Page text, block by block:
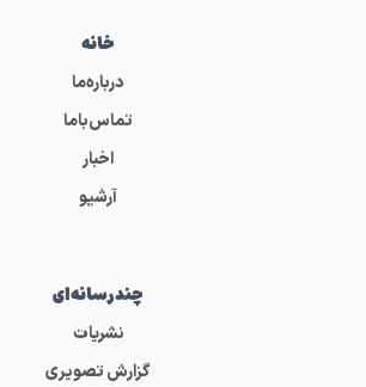
خانه
درباره‌ما
تماس‌باما
اخبار
آرشیو
چندرسانه‌ای
نشریات
گزارش تصویری